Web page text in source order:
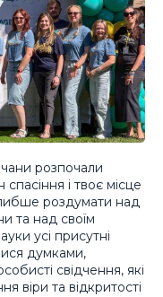
розпочали
і твоє місце
роздумати над
та над своїм
усі присутні
думками,
свідчення, які
віри та відкритості